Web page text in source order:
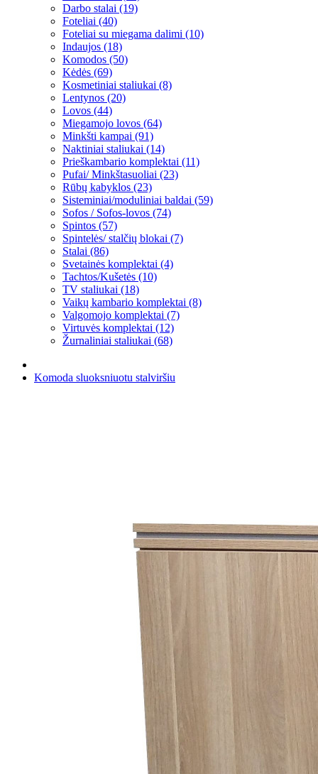
Darbo stalai (19)
Foteliai (40)
Foteliai su miegama dalimi (10)
Indaujos (18)
Komodos (50)
Kėdės (69)
Kosmetiniai staliukai (8)
Lentynos (20)
Lovos (44)
Miegamojo lovos (64)
Minkšti kampai (91)
Naktiniai staliukai (14)
Prieškambario komplektai (11)
Pufai/ Minkštasuoliai (23)
Rūbų kabyklos (23)
Sisteminiai/moduliniai baldai (59)
Sofos / Sofos-lovos (74)
Spintos (57)
Spintelės/ stalčių blokai (7)
Stalai (86)
Svetainės komplektai (4)
Tachtos/Kušetės (10)
TV staliukai (18)
Vaikų kambario komplektai (8)
Valgomojo komplektai (7)
Virtuvės komplektai (12)
Žurnaliniai staliukai (68)
Komoda sluoksniuotu stalviršiu